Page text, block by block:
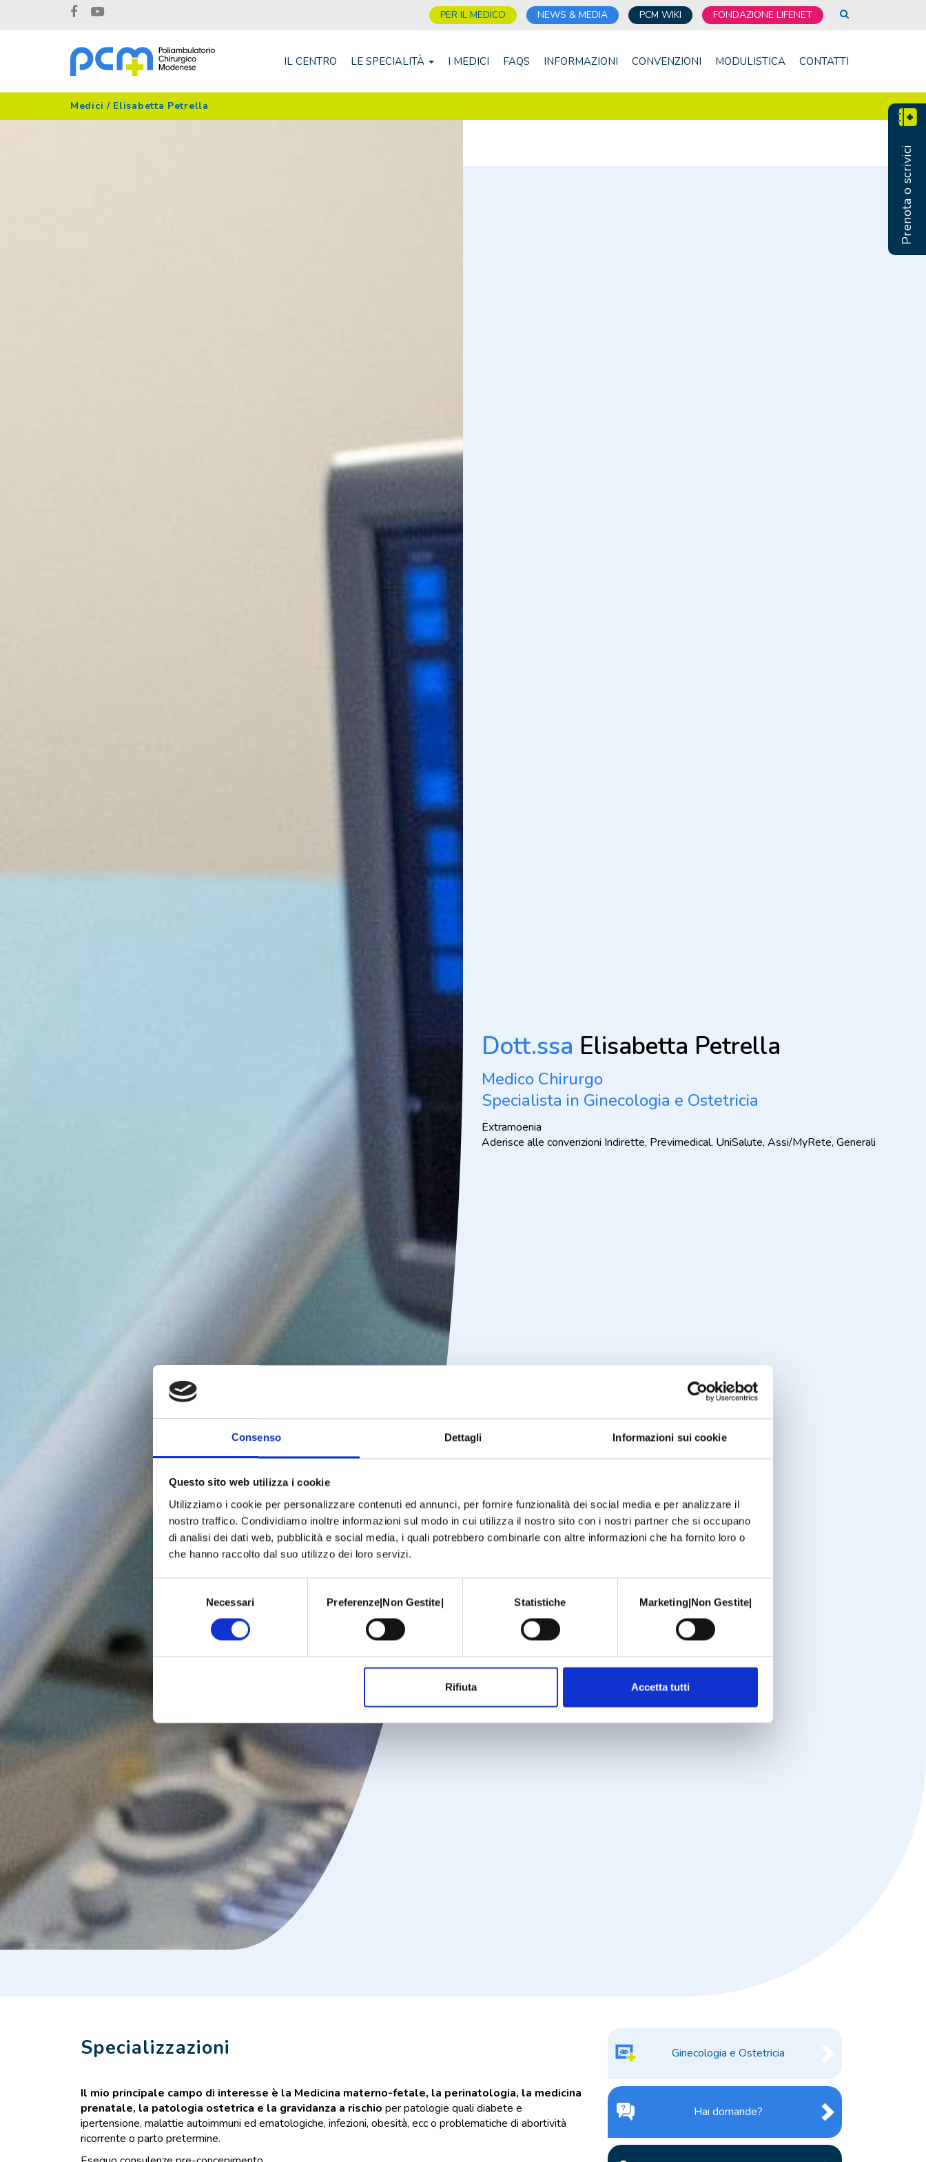
Consenso Dettagli Informazioni sui cookie
Questo sito web utilizza i cookie
Utilizziamo i cookie per personalizzare contenuti ed annunci, per fornire funzionalità dei social media e per analizzare il
nostro traffico. Condividiamo inoltre informazioni sul modo in cui utilizza il nostro sito con i nostri partner che si occupano
di analisi dei dati web, pubblicità e social media, i quali potrebbero combinarle con altre informazioni che ha fornito loro o
che hanno raccolto dal suo utilizzo dei loro servizi.
Necessari Preferenze|Non Gestite| Statistiche Marketing|Non Gestite|
Rifiuta Accetta tutti
PER IL MEDICO NEWS & MEDIA PCM WIKI FONDAZIONE LIFENET
IL CENTRO LE SPECIALITÀ I MEDICI FAQS INFORMAZIONI CONVENZIONI MODULISTICA CONTATTI
Medici / Elisabetta Petrella
Dott.ssa Elisabetta Petrella
Medico Chirurgo
Specialista in Ginecologia e Ostetricia
Extramoenia
Aderisce alle convenzioni Indirette, Previmedical, UniSalute, Assi/MyRete, Generali
Specializzazioni
Il mio principale campo di interesse è la Medicina materno-fetale, la perinatologia, la medicina
prenatale, la patologia ostetrica e la gravidanza a rischio per patologie quali diabete e
ipertensione, malattie autoimmuni ed ematologiche, infezioni, obesità, ecc o problematiche di abortività
ricorrente o parto pretermine.
Ginecologia e Ostetricia
Hai domande?
Prenota o scrivici